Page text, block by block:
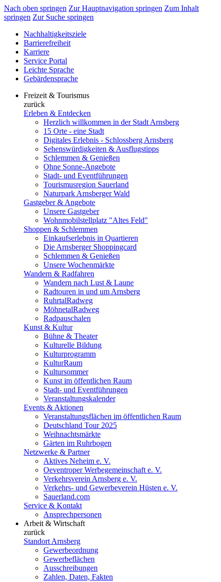
Nach oben springen Zur Hauptnavigation springen Zum Inhalt
springen Zur Suche springen
Nachhaltigkeitsziele
Barrierefreiheit
Karriere
Service Portal
Leichte Sprache
Gebärdensprache
Freizeit & Tourismus
zurück
Erleben & Entdecken
Herzlich willkommen in der Stadt Arnsberg
15 Orte - eine Stadt
Digitales Erlebnis - Schlossberg Arnsberg
Sehenswürdigkeiten & Ausflugstipps
Schlemmen & Genießen
Ohne Sonne-Angebote
Stadt- und Eventführungen
Tourismusregion Sauerland
Naturpark Arnsberger Wald
Gastgeber & Angebote
Unsere Gastgeber
Wohnmobilstellplatz "Altes Feld"
Shoppen & Schlemmen
Einkaufserlebnis in Quartieren
Die Arnsberger Shoppingcard
Schlemmen & Genießen
Unsere Wochenmärkte
Wandern & Radfahren
Wandern nach Lust & Laune
Radtouren in und um Arnsberg
RuhrtalRadweg
MöhnetalRadweg
Radpauschalen
Kunst & Kultur
Bühne & Theater
Kulturelle Bildung
Kulturprogramm
KulturRaum
Kultursommer
Kunst im öffentlichen Raum
Stadt- und Eventführungen
Veranstaltungskalender
Events & Aktionen
Veranstaltungsflächen im öffentlichen Raum
Deutschland Tour 2025
Weihnachtsmärkte
Gärten im Ruhrbogen
Netzwerke & Partner
Aktives Neheim e. V.
Oeventroper Werbegemeinschaft e. V.
Verkehrsverein Arnsberg e. V.
Verkehrs- und Gewerbeverein Hüsten e. V.
Sauerland.com
Service & Kontakt
Ansprechpersonen
Arbeit & Wirtschaft
zurück
Standort Arnsberg
Gewerbeordnung
Gewerbeflächen
Ausschreibungen
Zahlen, Daten, Fakten